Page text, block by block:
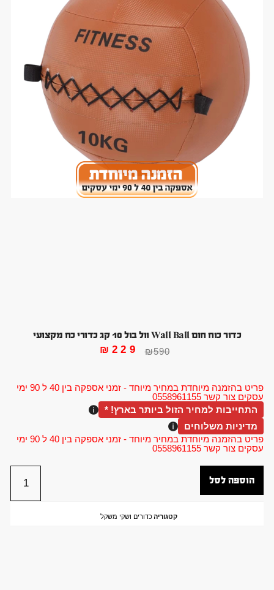
פריט בהזמנה מיוחדת במחיר מיוחד - זמני אספקה בין 40 ל 90 ימי
עסקים צור קשר 0558961155
כדור כוח חום Wall Ball וול בול 10 קג כדורי כח מקצועי
₪590
₪ 229
התחייבות למחיר הזול ביותר בארץ! *
מדיניות משלוחים
פריט בהזמנה מיוחדת במחיר מיוחד - זמני אספקה בין 40 ל 90 ימי
עסקים צור קשר 0558961155
הוספה לסל
קטגוריה כדורים ושקי משקל